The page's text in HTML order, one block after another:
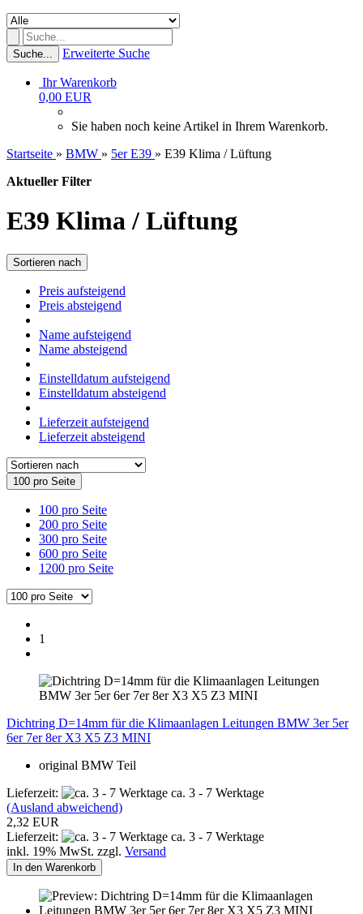
Suche... Erweiterte Suche
Ihr Warenkorb
0,00 EUR
Sie haben noch keine Artikel in Ihrem Warenkorb.
Startseite » BMW » 5er E39 » E39 Klima / Lüftung
Aktueller Filter
E39 Klima / Lüftung
Sortieren nach
Preis aufsteigend
Preis absteigend
Name aufsteigend
Name absteigend
Einstelldatum aufsteigend
Einstelldatum absteigend
Lieferzeit aufsteigend
Lieferzeit absteigend
100 pro Seite
100 pro Seite
200 pro Seite
300 pro Seite
600 pro Seite
1200 pro Seite
1
Dichtring D=14mm für die Klimaanlagen Leitungen BMW 3er 5er
6er 7er 8er X3 X5 Z3 MINI
original BMW Teil
Lieferzeit:
ca. 3 - 7 Werktage
(Ausland abweichend)
2,32 EUR
Lieferzeit:
ca. 3 - 7 Werktage
inkl. 19% MwSt. zzgl. Versand
In den Warenkorb